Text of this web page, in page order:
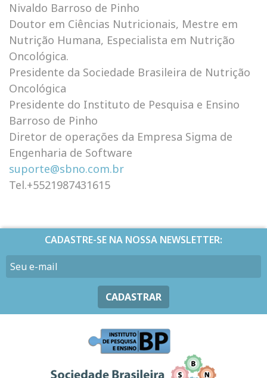
Nivaldo Barroso de Pinho
Doutor em Ciências Nutricionais, Mestre em
Nutrição Humana, Especialista em Nutrição
Oncológica.
Presidente da Sociedade Brasileira de Nutrição
Oncológica
Presidente do Instituto de Pesquisa e Ensino
Barroso de Pinho
Diretor de operações da Empresa Sigma de
Engenharia de Software
suporte@sbno.com.br
Tel.+5521987431615
CADASTRE-SE NA NOSSA NEWSLETTER:
CADASTRAR